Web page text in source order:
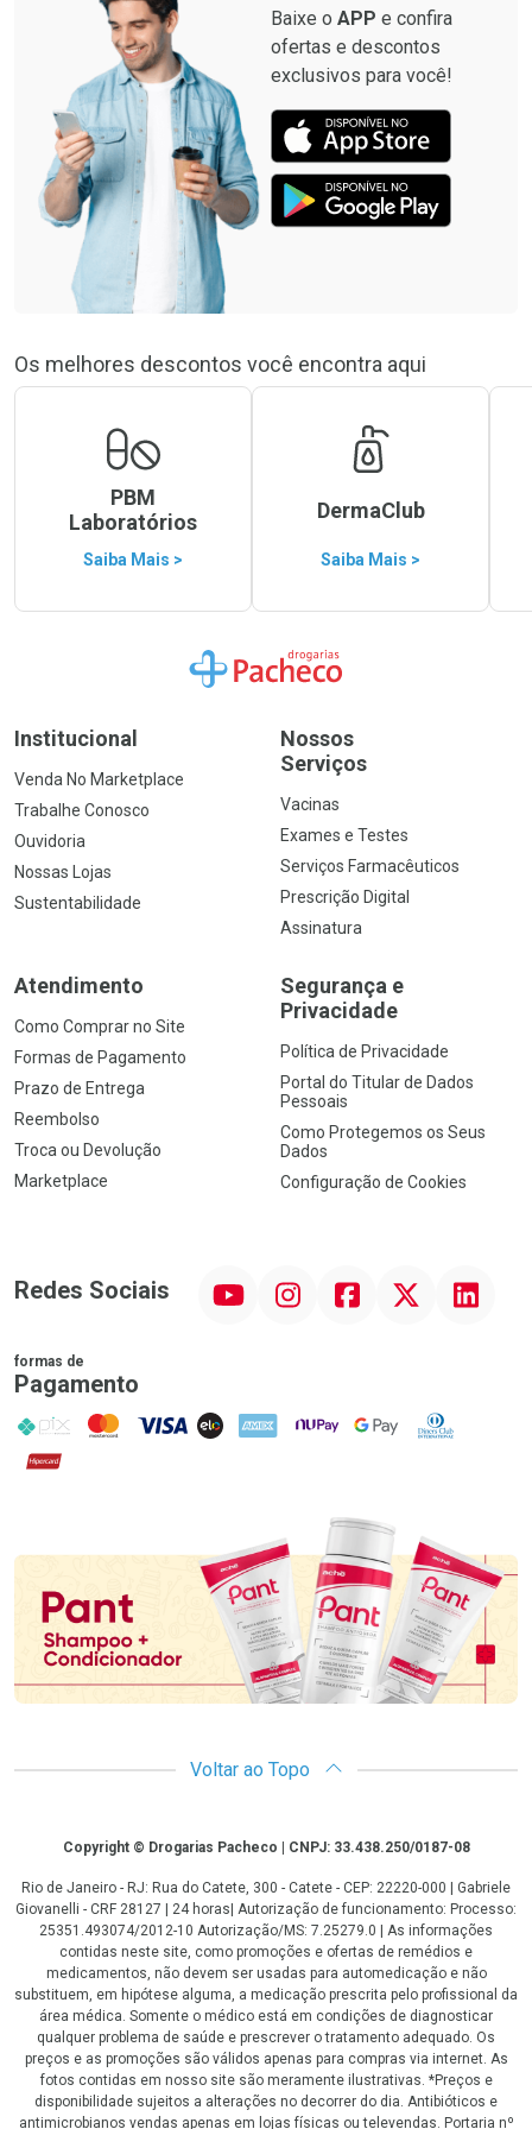
Baixe o APP e confira
ofertas e descontos
exclusivos para você!
Os melhores descontos você encontra aqui
PBM
Laboratórios
Saiba Mais >
DermaClub
Saiba Mais >
Ir para a Home
Institucional
Venda No Marketplace
Trabalhe Conosco
Ouvidoria
Nossas Lojas
Sustentabilidade
Nossos
Serviços
Vacinas
Exames e Testes
Serviços Farmacêuticos
Prescrição Digital
Assinatura
Atendimento
Como Comprar no Site
Formas de Pagamento
Prazo de Entrega
Reembolso
Troca ou Devolução
Marketplace
Segurança e
Privacidade
Política de Privacidade
Portal do Titular de Dados
Pessoais
Como Protegemos os Seus
Dados
Configuração de Cookies
Redes Sociais InstagramFacebook Linkedin
formas de
Pagamento
PIX MasterCard
VISA ELO AMEX NuPay Google PayDiners Club
Hipercard
Promoção em Destaque
Voltar ao Topo
CopyrightCopyright © Drogarias Pacheco | CNPJ: 33.438.250/0187-08
Rio de Janeiro - RJ: Rua do Catete, 300 - Catete - CEP: 22220-000 | Gabriele
Giovanelli - CRF 28127 | 24 horas| Autorização de funcionamento: Processo:
25351.493074/2012-10 Autorização/MS: 7.25279.0 | As informações
contidas neste site, como promoções e ofertas de remédios e
medicamentos, não devem ser usadas para automedicação e não
substituem, em hipótese alguma, a medicação prescrita pelo profissional da
área médica. Somente o médico está em condições de diagnosticar
qualquer problema de saúde e prescrever o tratamento adequado. Os
preços e as promoções são válidos apenas para compras via internet. As
fotos contidas em nosso site são meramente ilustrativas. *Preços e
disponibilidade sujeitos a alterações no decorrer do dia. Antibióticos e
antimicrobianos vendas apenas em lojas físicas ou televendas. Portaria nº